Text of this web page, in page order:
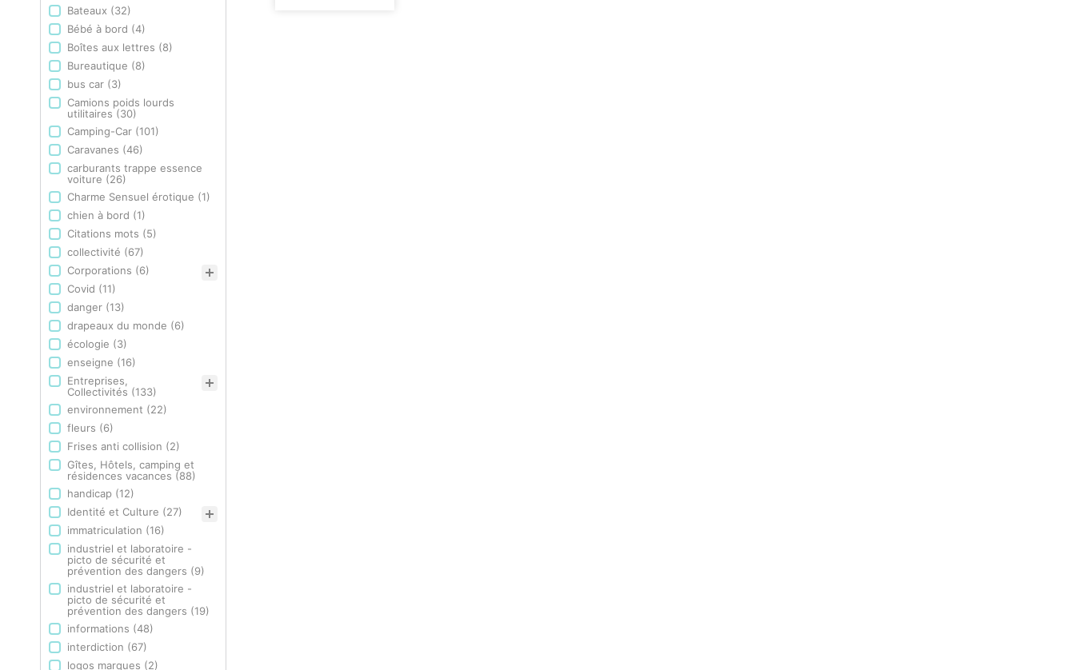
Bateaux (32)
Bébé à bord (4)
Boîtes aux lettres (8)
Bureautique (8)
bus car (3)
Camions poids lourds
utilitaires(30)
Camping-Car (101)
Caravanes (46)
carburants trappe essence
voiture (26)
Charme Sensuel érotique (1)
chien à bord (1)
Citations mots (5)
collectivité (67)
Corporations (6)
Covid (11)
danger (13)
drapeaux du monde (6)
écologie (3)
enseigne (16)
Entreprises,
Collectivités (133)
environnement (22)
fleurs (6)
Frises anti collision (2)
Gîtes, Hôtels, camping et
résidences vacances (88)
handicap (12)
Identité et Culture (27)
immatriculation (16)
industriel et laboratoire -
picto de sécurité et
prévention des dangers (9)
industriel et laboratoire -
picto de sécurité et
prévention des dangers (19)
informations (48)
interdiction (67)
logos marques (2)